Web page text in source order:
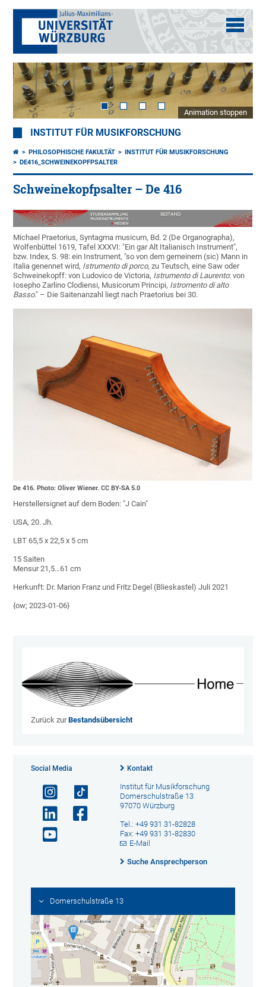
Animation stoppen
INSTITUT FÜR MUSIKFORSCHUNG
PHILOSOPHISCHE FAKULTÄT
INSTITUT FÜR MUSIKFORSCHUNG
DE416_SCHWEINEKOPFPSALTER
Schweinekopfpsalter – De 416
Michael Praetorius, Syntagma musicum, Bd. 2 (De Organographa),
Wolfenbüttel 1619, Tafel XXXVI: "Ein gar Alt Italianisch Instrument",
bzw. Index, S. 98: ein Instrument, "so von dem gemeinem (sic) Mann in
Italia genennet wird, Istrumento di porco, zu Teutsch, eine Saw oder
Schweinekopff: von Ludovico de Victoria, Istrumento di Laurento: von
Iosepho Zarlino Clodiensi, Musicorum Principi, Istromento di alto
Basso." – Die Saitenanzahl liegt nach Praetorius bei 30.
De 416. Photo: Oliver Wiener. CC BY-SA 5.0
Herstellersignet auf dem Boden: "J Cain"
USA, 20. Jh.
LBT 65,5 x 22,5 x 5 cm
15 Saiten
Mensur 21,5…61 cm
Herkunft: Dr. Marion Franz und Fritz Degel (Blieskastel) Juli 2021
{ow; 2023-01-06}
Zurück zurBestandsübersicht
Social Media Kontakt
Institut für Musikforschung
Domerschulstraße 13
97070 Würzburg
Tel.: +49 931 31-82828
Fax: +49 931 31-82830
E-Mail
Suche Ansprechperson
Domerschulstraße 13